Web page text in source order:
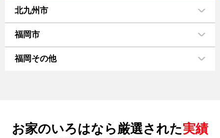
北九州市
福岡市
福岡その他
お家のいろはなら厳選された実績